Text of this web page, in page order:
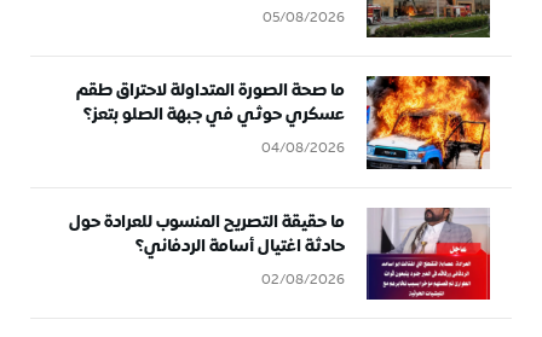
05/08/2026
ما صحة الصورة المتداولة لاحتراق طقم
عسكري حوثي في جبهة الصلو بتعز؟
04/08/2026
ما حقيقة التصريح المنسوب للعرادة حول
حادثة اغتيال أسامة الردفاني؟
02/08/2026